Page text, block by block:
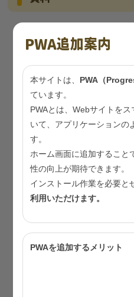
綱（PDF：160KB）
令和５年度東
会議 評価・策定
資料2-1 東京都健康推進
資料2-2 東京都健康推進
終評価（案）（
資料2-3指標別評価・分
リックシンドロー
PWA追加案内
本サイトは、 PWA（
ています。
PWAとは、Webサイトを
いて、アプリケーションの
す。
ホーム画面に追加すること
性の向上が期待できます。
インストール作業を必要と
利用いただけます。
PWAを追加するメリット